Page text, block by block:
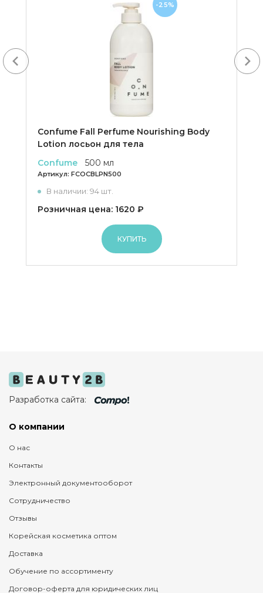
Confume Fall Perfume Nourishing Body
Lotion лосьон для тела
Confume
500 мл
Артикул: FCOCBLPN500
В наличии: 94 шт.
Розничная цена: 1620 ₽
КУПИТЬ
-25%
Разработка сайта:
О компании
О нас
Контакты
Электронный документооборот
Сотрудничество
Отзывы
Корейская косметика оптом
Доставка
Обучение по ассортименту
Договор-оферта для юридических лиц